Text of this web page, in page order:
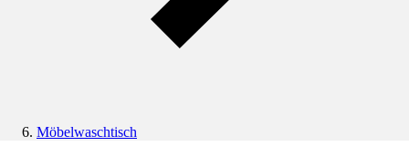
Möbelwaschtisch